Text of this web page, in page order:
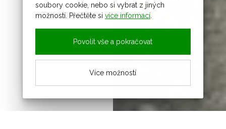
soubory cookie, nebo si vybrat z jiných
možností. Přečtěte si více informací.
Povolit vše a pokračovat
Více možností